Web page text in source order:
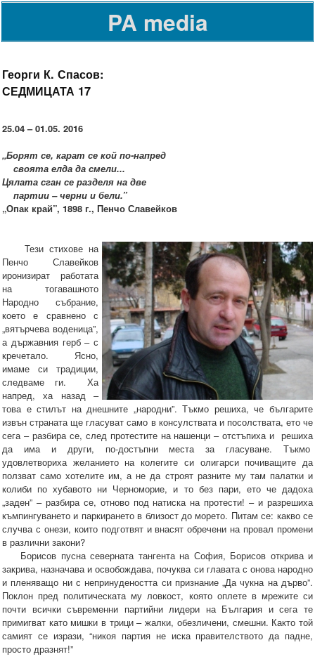
PA media
Георги К. Спасов:
СЕДМИЦАТА 17
25.04 – 01.05. 2016
„Борят се, карат се кой по-напред
своята елда да смели...
Цялата сган се разделя на две
партии – черни и бели.”
„Опак край”, 1898 г., Пенчо Славейков
Тези стихове на
Пенчо Славейков
иронизират работата
на тогавашното
Народно събрание,
което е сравнено с
„вятърчева воденица”,
а държавния герб – с
кречетало. Ясно,
имаме си традиции,
следваме ги. Ха
напред, ха назад –
това е стилът на днешните „народни”. Тъкмо решиха, че българите
извън страната ще гласуват само в консулствата и посолствата, ето че
сега – разбира се, след протестите на нашенци – отстъпиха и решиха
да има и други, по-достъпни места за гласуване. Тъкмо
удовлетвориха желанието на колегите си олигарси почиващите да
ползват само хотелите им, а не да строят разните му там палатки и
колиби по хубавото ни Черноморие, и то без пари, ето че дадоха
„заден” – разбира се, отново под натиска на протести! – и разрешиха
къмпингуването и паркирането в близост до морето. Питам се: какво се
случва с онези, които подготвят и внасят обречени на провал промени
в различни закони?
Борисов пусна северната тангента на София, Борисов открива и
закрива, назначава и освобождава, почуква си главата с онова народно
и пленяващо ни с непринудеността си признание „Да чукна на дърво”.
Поклон пред политическата му ловкост, която оплете в мрежите си
почти всички съвременни партийни лидери на България и сега те
примигват като мишки в трици – жалки, обезличени, смешни. Както той
самият се изрази, “никоя партия не иска правителството да падне,
просто дразнят!”